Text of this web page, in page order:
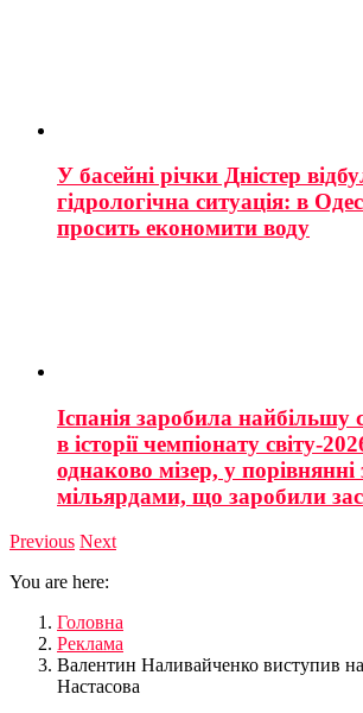
У басейні річки Дністер
гідрологічна ситуація: в
просить економити воду
Іспанія заробила найбільшу
в історії чемпіонату світу-
однаково мізер, у
мільярдами, що заробили
Previous Next
You are here:
Головна
Реклама
Валентин Наливайченко виступив
Настасова